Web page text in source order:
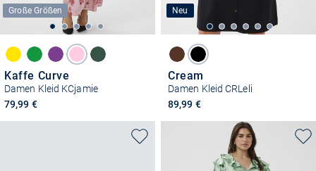
Große Größen
Kaffe Curve
Damen Kleid KCjamie
79,99 €
Neu
Cream
Damen Kleid CRLeli
89,99 €